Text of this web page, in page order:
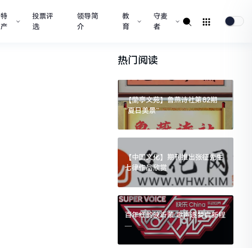
特
产
投票评
选
领导简
介
教
育
守麦
者
热门阅读
【蘭亭文苑】鲁燕诗社第82期
“夏日美景”
【中国文化】期刊推出张征先生
七律作品欣赏
百年红韵映沂蒙 歌声逐梦启新程
—